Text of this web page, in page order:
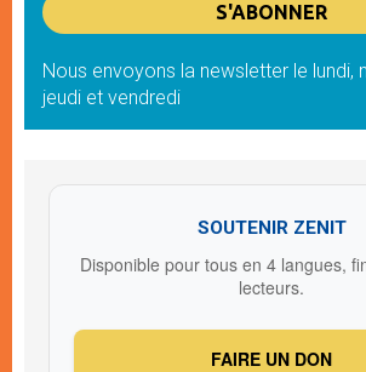
Nous envoyons la newsletter le lundi,
jeudi et vendredi
SOUTENIR ZENIT
Disponible pour tous en 4 langues,
lecteurs.
FAIRE UN DON